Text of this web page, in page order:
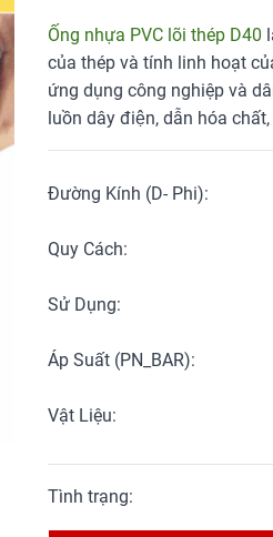
Ống nhựa PVC lõi thép D40
của thép và tính linh hoạt
ứng dụng công nghiệp và
luồn dây điện, dẫn hóa
Đường Kính (D- Phi):
Quy Cách:
Sử Dụng:
Áp Suất (PN_BAR):
Vật Liệu:
Tình trạng: